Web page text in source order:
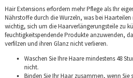
Hair Extensions erfordern mehr Pflege als Ihr
Nährstoffe durch die Wurzeln, was bei
wichtig, sich um die Haarverlängerungsteile zu
feuchtigkeitspendende Produkte anzuwenden,
verfilzen und ihren Glanz nicht verlieren.
Waschen Sie Ihre Haare mindestens 48
nicht.
Binden Sie Ihr Haar zusammen, wenn Sie